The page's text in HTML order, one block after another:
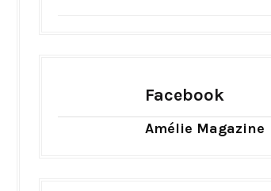
Facebook
Amélie Magazine